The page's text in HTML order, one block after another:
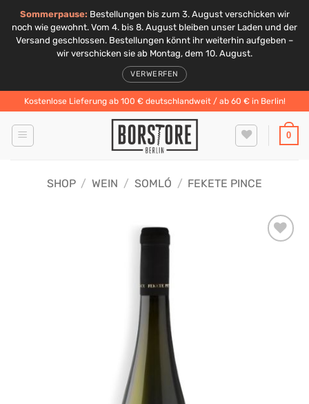
Sommerpause: Bestellungen bis zum 3. August verschicken wir
noch wie gewohnt. Vom 4. bis 8. August bleiben unser Laden und der
Versand geschlossen. Bestellungen könnt ihr weiterhin aufgeben –
wir verschicken sie ab Montag, dem 10. August.
VERWERFEN
Inhalt
springen
Kostenlose Lieferung ab 100 € deutschlandweit / ab 60 € in Berlin!
0
SHOP / WEIN / SOMLÓ / FEKETE PINCE